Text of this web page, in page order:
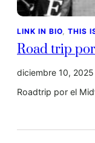
LINK IN BIO THIS
Road trip
diciembre 10, 2025
Roadtrip por el